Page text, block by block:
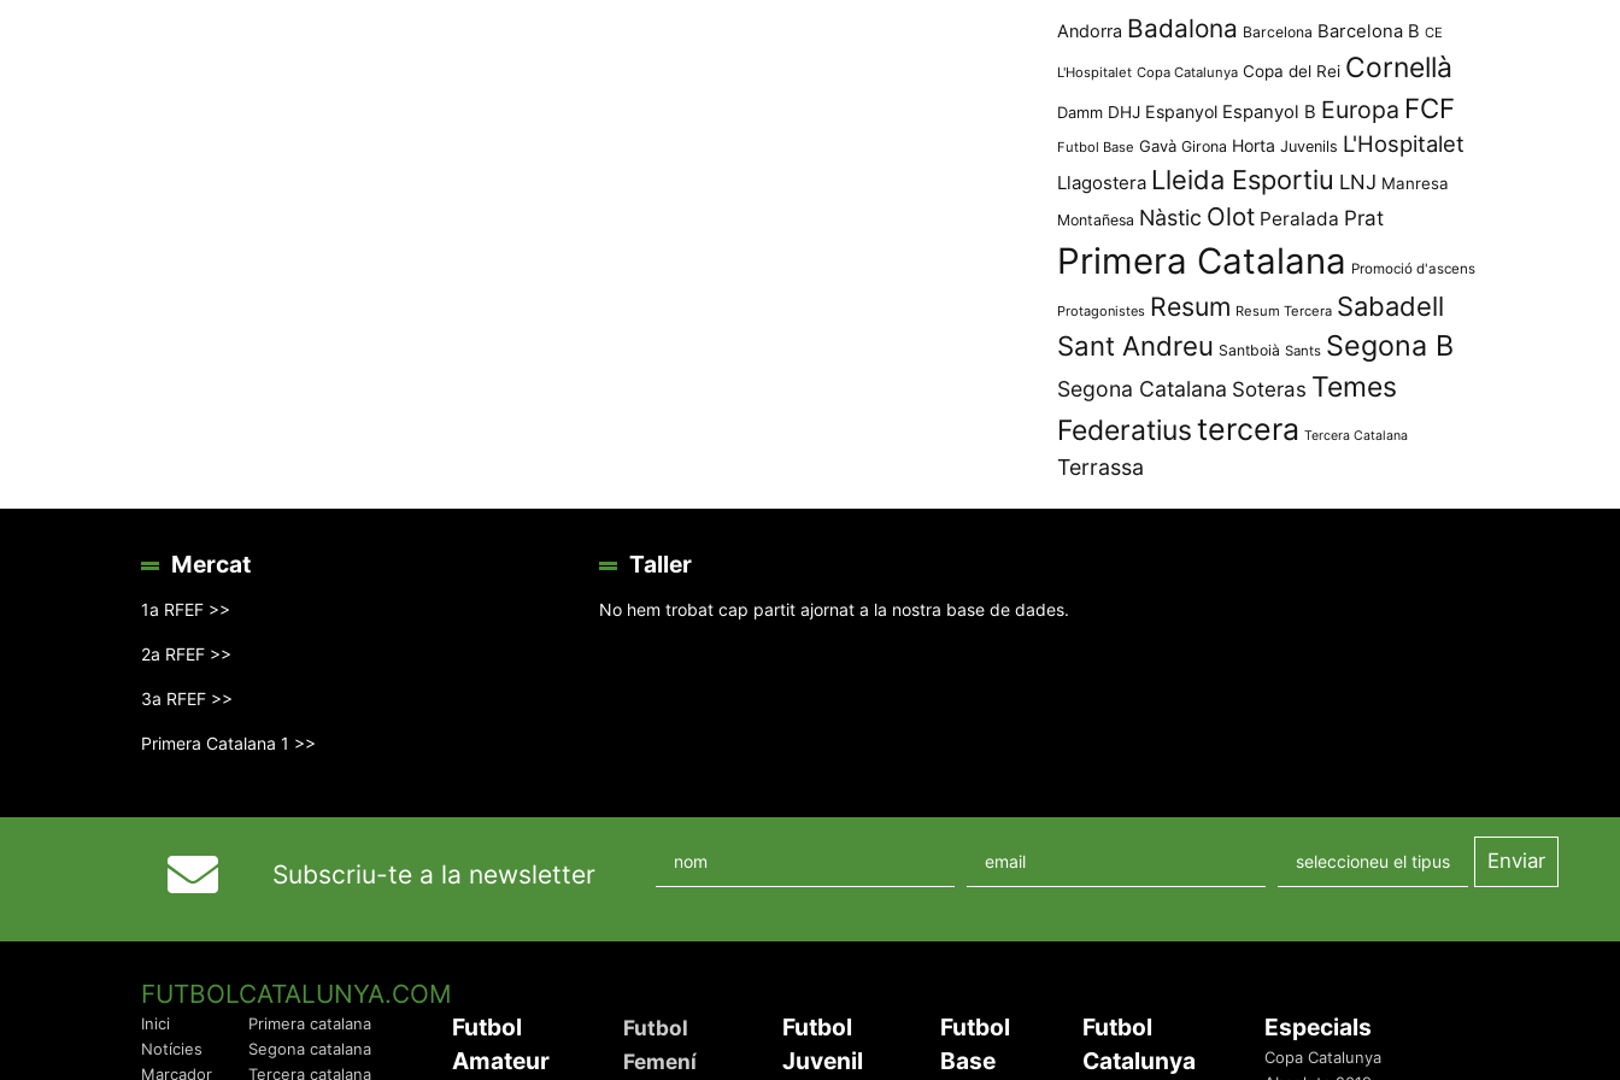
Andorra Badalona Barcelona Barcelona B CE
L'Hospitalet Copa Catalunya Copa del Rei Cornellà
Damm DHJ Espanyol Espanyol B Europa FCF
Futbol Base Gavà Girona Horta Juvenils L'Hospitalet
Llagostera Lleida Esportiu LNJ Manresa
Montañesa Nàstic Olot Peralada Prat
Primera Catalana Promoció d'ascens
Protagonistes Resum Resum Tercera Sabadell
Sant Andreu Santboià Sants Segona B
Segona Catalana Soteras Temes
Federatiustercera Tercera Catalana
Terrassa
Mercat
1a RFEF >>
2a RFEF >>
3a RFEF >>
Primera Catalana 1 >>
Taller
No hem trobat cap partit ajornat a la nostra base de dades.
Subscriu-te a la newsletter
FUTBOLCATALUNYA.COM
Inici
Notícies
Marcador
Primera catalana
Segona catalana
Tercera catalana
Futbol
Amateur
Futbol
Femení
Futbol
Juvenil
Futbol
Base
Futbol
Catalunya
Especials
Copa Catalunya